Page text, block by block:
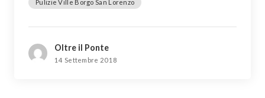
Pulizie Ville Borgo San Lorenzo
Oltre il Ponte
14 Settembre 2018